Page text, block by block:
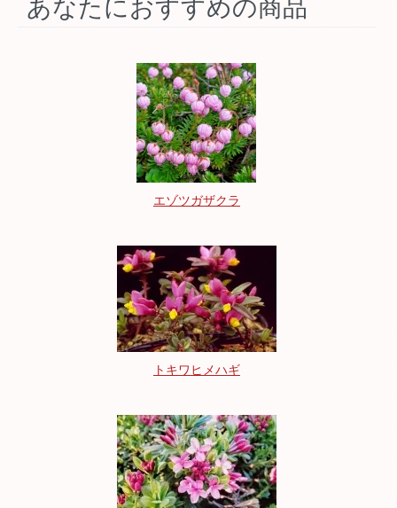
あなたにおすすめの商品
エゾツガザクラ
トキワヒメハギ